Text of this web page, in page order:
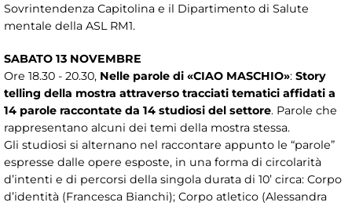
Sovrintendenza Capitolina e il Dipartimento di Salute
mentale della ASL RM1.
SABATO 13 NOVEMBRE
Ore 18.30 - 20.30, Nelle parole di «CIAO MASCHIO»: Story
telling della mostra attraverso tracciati tematici affidati a
14 parole raccontate da 14 studiosi del settore. Parole che
rappresentano alcuni dei temi della mostra stessa.
Gli studiosi si alternano nel raccontare appunto le “parole”
espresse dalle opere esposte, in una forma di circolarità
d’intenti e di percorsi della singola durata di 10’ circa: Corpo
d’identità (Francesca Bianchi); Corpo atletico (Alessandra